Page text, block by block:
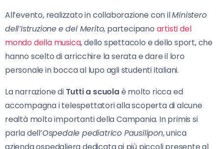
All’evento, realizzato in collaborazione con ilMinistero
dell’Istruzionee del Merito, partecipano artisti del
mondo della musica, dello spettacolo e dello sport, che
hanno scelto di arricchire la serata e dare il loro
personale in bocca al lupo agli studenti italiani.
La narrazione di Tutti a scuolaè molto ricca ed
accompagna i telespettatori alla scoperta di alcune
realtà molto importanti della Campania. In primis si
parla dell’Ospedale pediatrico Pausilipon, unica